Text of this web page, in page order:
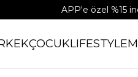
APP'e özel %15
ÇOCUKLIFESTYLE